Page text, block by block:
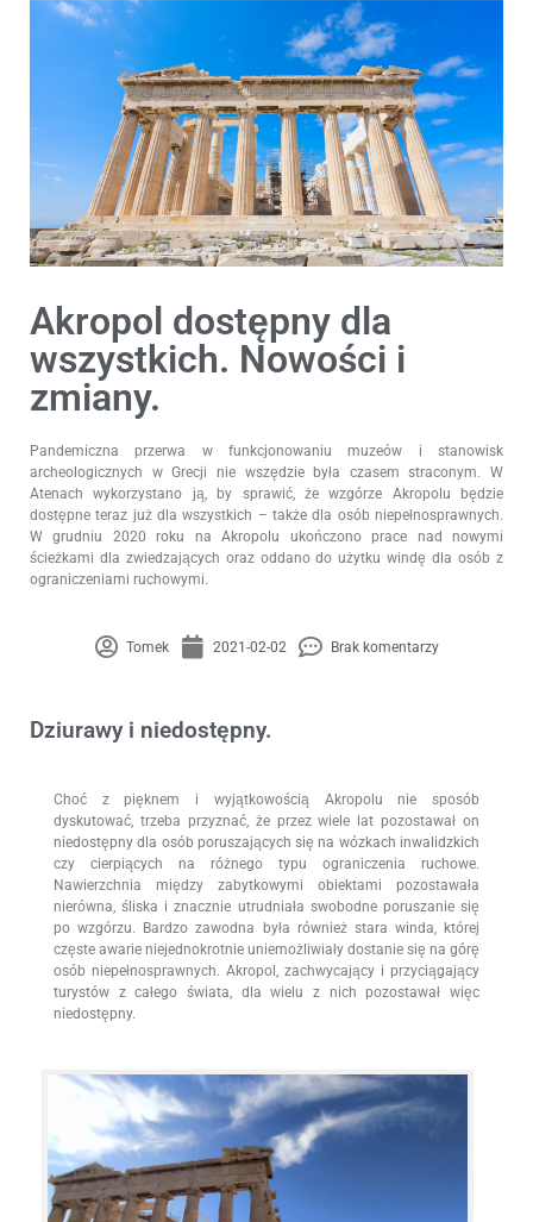
Akropol dostępny dla
wszystkich. Nowości i
zmiany.
Pandemiczna przerwa w funkcjonowaniu muzeów i stanowisk
archeologicznych w Grecji nie wszędzie była czasem straconym. W
Atenach wykorzystano ją, by sprawić, że wzgórze Akropolu będzie
dostępne teraz już dla wszystkich – także dla osób niepełnosprawnych.
W grudniu 2020 roku na Akropolu ukończono prace nad nowymi
ścieżkami dla zwiedzających oraz oddano do użytku windę dla osób z
ograniczeniami ruchowymi.
Tomek 2021-02-02 Brak komentarzy
Dziurawy i niedostępny.
Choć z pięknem i wyjątkowością Akropolu nie sposób
dyskutować, trzeba przyznać, że przez wiele lat pozostawał on
niedostępny dla osób poruszających się na wózkach inwalidzkich
czy cierpiących na różnego typu ograniczenia ruchowe.
Nawierzchnia między zabytkowymi obiektami pozostawała
nierówna, śliska i znacznie utrudniała swobodne poruszanie się
po wzgórzu. Bardzo zawodna była również stara winda, której
częste awarie niejednokrotnie uniemożliwiały dostanie się na górę
osób niepełnosprawnych. Akropol, zachwycający i przyciągający
turystów z całego świata, dla wielu z nich pozostawał więc
niedostępny.